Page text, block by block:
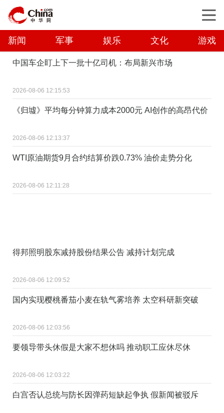
新闻 军事 娱乐 文化 游戏
中国车企盯上下一批十亿司机：布局新兴市场
2026-08-06 12:15:53
《归墟》平均每分钟算力成本2000元 AI创作的高昂代价
2026-08-06 12:13:37
WTI原油期货9月合约结算价跌0.73% 油价走势分化
2026-08-06 12:11:28
得邦照明股东减持股份结果公告 减持计划完成
2026-08-06 12:09:52
国内实现樱桃番茄小麦在轨气雾培养 太空科研新突破
2026-08-06 12:03:56
要领导带头休假是大家不想休吗 推动职工应休尽休
2026-08-06 12:03:22
白宫否认总统与防长因弹药短缺起争执 假新闻被驳斥